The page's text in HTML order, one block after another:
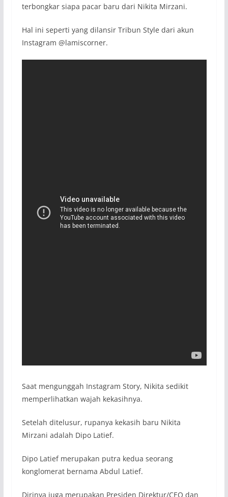
terbongkar siapa pacar baru dari Nikita Mirzani.
Hal ini seperti yang dilansir Tribun Style dari akun
Instagram @lamiscorner.
Saat mengunggah Instagram Story, Nikita sedikit
memperlihatkan wajah kekasihnya.
Setelah ditelusur, rupanya kekasih baru Nikita
Mirzani adalah Dipo Latief.
Dipo Latief merupakan putra kedua seorang
konglomerat bernama Abdul Latief.
Dirinya juga merupakan Presiden Direktur/CEO dan